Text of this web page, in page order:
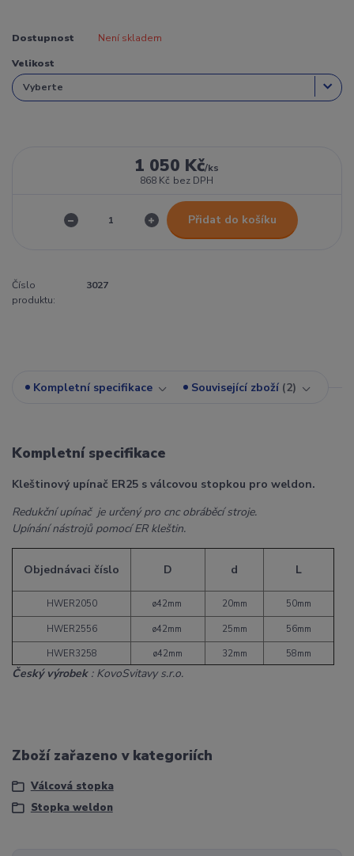
Dostupnost Není skladem
Velikost
1 050 Kč/ks
868 Kč bez DPH
Přidat do košíku
Číslo
produktu:
3027
Kompletní specifikace Související zboží 2
Kompletní specifikace
Kleštinový upínač ER25 s válcovou stopkou pro weldon.
Redukční upínač je určený pro cnc obráběcí stroje.
Upínání nástrojů pomocí ER kleštin.
Objednávaci číslo D d L
HWER2050 ø42mm 20mm 50mm
HWER2556 ø42mm 25mm 56mm
HWER3258 ø42mm 32mm 58mm
Český výrobek: KovoSvitavy s.r.o.
Zboží zařazeno v kategoriích
Válcová stopka
Stopka weldon